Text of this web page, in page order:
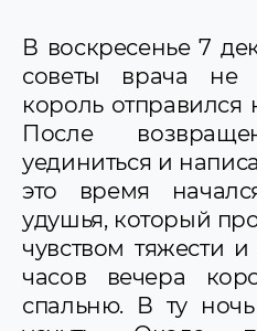
В воскресенье 7
советы врача не
король отправился
После
уединиться и
это время
удушья, который
чувством тяжести
часов вечера
спальню. В ту